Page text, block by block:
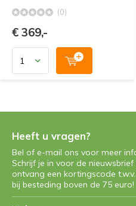
(0)
€ 369,-
Heeft u vragen?
Bel of e-mail ons voor meer
Schrijf je in voor de nieuwsbrief
ontvang een kortingscode
bij besteding boven de 75 euro!